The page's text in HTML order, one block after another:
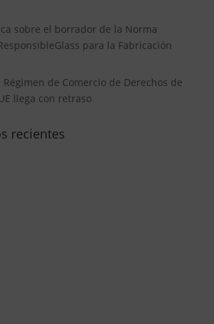
sobre el borrador de la Norma
para la Fabricación
de Comercio de Derechos de
llega con retraso
recientes